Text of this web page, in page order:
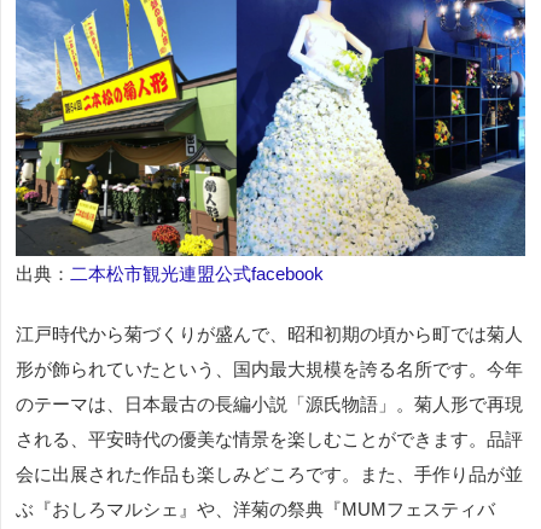
出典： 二本松市観光連盟公式facebook
江戸時代から菊づくりが盛んで、昭和初期の頃から町では菊人
形が飾られていたという、国内最大規模を誇る名所です。今年
のテーマは、日本最古の長編小説「源氏物語」。菊人形で再現
される、平安時代の優美な情景を楽しむことができます。品評
会に出展された作品も楽しみどころです。また、手作り品が並
ぶ『おしろマルシェ』や、洋菊の祭典『MUMフェスティバ